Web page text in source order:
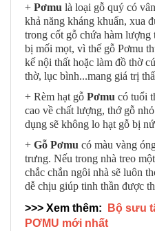
+ Pơmu là loại gỗ quý có
khả năng kháng khuẩn, xua
trong cốt gỗ chứa hàm
bị mối mọt, vì thế gỗ Pơmu
kế nội thất hoặc làm đồ thờ
thờ, lục bình...mang giá trị
+ Rèm hạt gỗ Pơmu có tuổi
cao về chất lượng, thớ gỗ
dụng sẽ không lo hạt gỗ bị
+ Gỗ Pơmu có màu vàng
trưng. Nếu trong nhà treo
chắc chắn ngôi nhà sẽ luôn
dễ chịu giúp tinh thần được
>>> Xem thêm:
Bộ sưu
PƠMU mới nhất